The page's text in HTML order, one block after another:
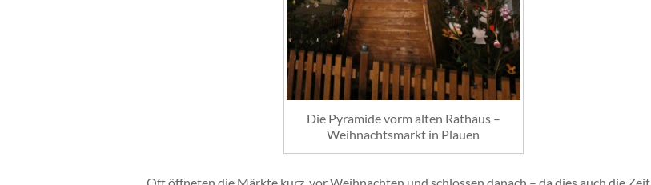
Die Pyramide vorm alten Rathaus –
Weihnachtsmarkt in Plauen